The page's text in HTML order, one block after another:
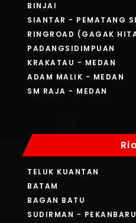
BINJAI
SIANTAR - PEMATANG
RINGROAD (GAGAK
PADANGSIDIMPUAN
KRAKATAU - MEDAN
ADAM MALIK - MEDAN
SM RAJA - MEDAN
TELUK KUANTAN
BATAM
BAGAN BATU
SUDIRMAN - PEKANBARU